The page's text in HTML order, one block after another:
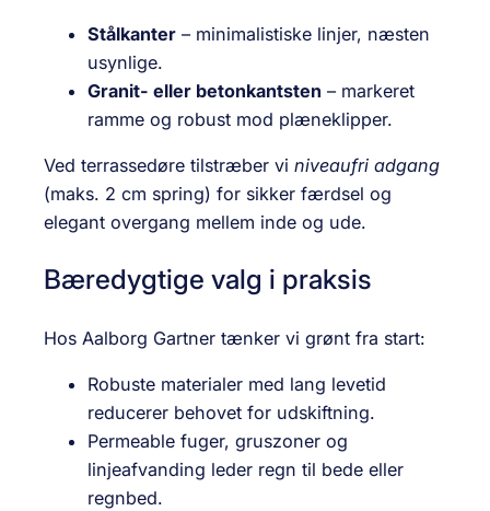
Stålkanter – minimalistiske linjer, næsten
usynlige.
Granit- eller betonkantsten – markeret
ramme og robust mod plæneklipper.
Ved terrassedøre tilstræber vi niveaufri adgang
(maks. 2 cm spring) for sikker færdsel og
elegant overgang mellem inde og ude.
Bæredygtige valg i praksis
Hos Aalborg Gartner tænker vi grønt fra start:
Robuste materialer med lang levetid
reducerer behovet for udskiftning.
Permeable fuger, gruszoner og
linjeafvanding leder regn til bede eller
regnbed.